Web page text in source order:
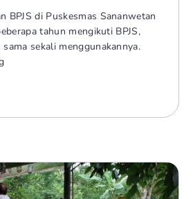
BPJS di Puskesmas Sananwetan
tahun mengikuti BPJS,
sekali menggunakannya.